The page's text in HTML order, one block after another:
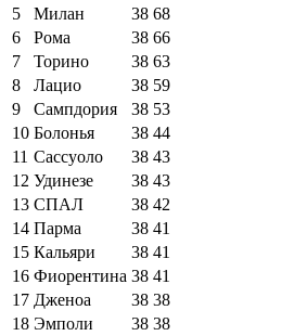
5
Милан 38 68
6
Рома 38 66
7
Торино 38 63
8
Лацио 38 59
9
Сампдория 38 53
10 Болонья 38 44
11 Сассуоло 38 43
12 Удинезе 38 43
13 СПАЛ 38 42
14 Парма 38 41
15 Кальяри 38 41
16 Фиорентина 38 41
17 Дженоа 38 38
18 Эмполи 38 38